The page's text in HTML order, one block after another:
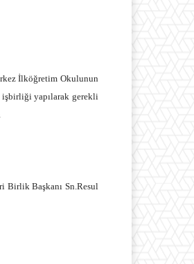
İlköğretim Okulunun
yapılarak gerekli
Birlik Başkanı Sn.Resul